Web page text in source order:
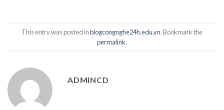
This entry was posted inblogcongnghe24h.edu.vn. Bookmark the
permalink.
ADMINCD